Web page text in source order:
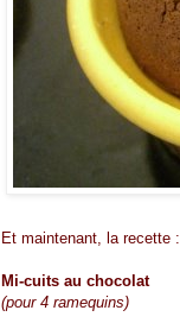
Et maintenant, la recette :
Mi-cuits au chocolat
(pour 4 ramequins)